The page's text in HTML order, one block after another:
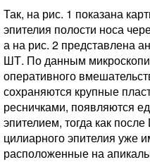
Так, на рис. 1 показана
эпителия полости носа
а на рис. 2 представлена
ШТ. По данным
оперативного
сохраняются крупные
ресничками, появляются
эпителием, тогда как
цилиарного эпителия уже
расположенные на